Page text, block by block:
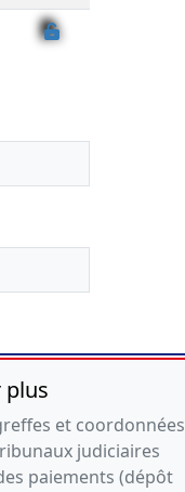
plus
et coordonnées
judiciaires
paiements (dépôt